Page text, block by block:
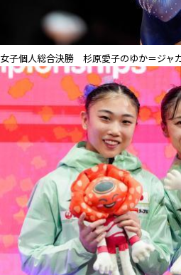
女子個人総合決勝 杉原愛子のゆか＝ジャ